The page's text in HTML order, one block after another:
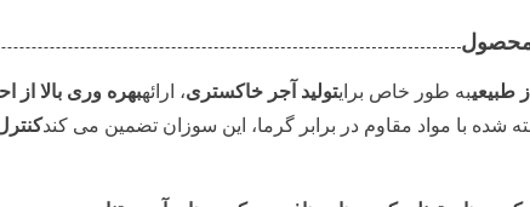
طبیعیبه طور خاص برایتولید آجر خاکستری، ارائهبهره وری بالا از
شده با مواد مقاوم در برابر گرما، این سوزان تضمین می کند